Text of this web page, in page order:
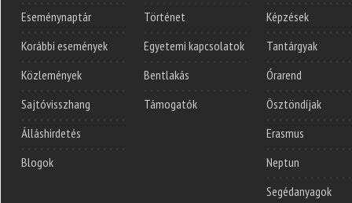
Eseménynaptár
Korábbi események
Közlemények
Sajtóvisszhang
Álláshirdetés
Blogok
Történet
Egyetemi kapcsolatok
Bentlakás
Támogatók
Képzések
Tantárgyak
Órarend
Ösztöndíjak
Erasmus
Neptun
Segédanyagok